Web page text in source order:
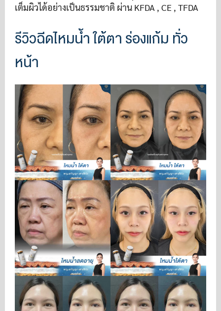
เต็มผิวได้อย่างเป็นธรรมชาติ ผ่าน KFDA , CE , TFDA
รีวิวฉีดไหมน้ำ ใต้ตา ร่องแก้ม ทั่ว
หน้า